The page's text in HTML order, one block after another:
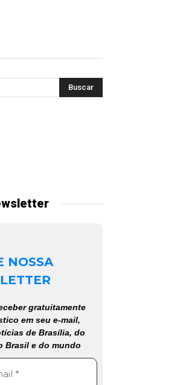
NOSSA
gratuitamente
em seu e-mail,
de Brasília, do
Brasil e do mundo